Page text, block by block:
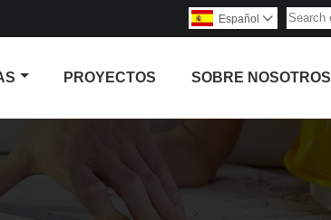
Español 
PROYECTOS SOBRE NOSOTROS